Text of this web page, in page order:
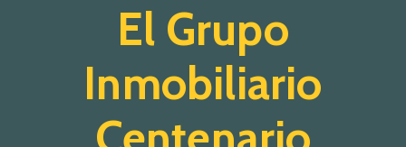
Zonificación
El Grupo
Inmobiliario